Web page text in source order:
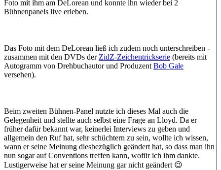
Foto mit ihm am DeLorean und konnte ihn wieder bei 2
Bühnenpanels live erleben.
Das Foto mit dem DeLorean ließ ich zudem noch unterschreiben -
zusammen mit den DVDs der ZidZ-Zeichentrickserie (bereits mit
Autogramm von Drehbuchautor und Produzent Bob Gale
versehen).
Beim zweiten Bühnen-Panel nutzte ich dieses Mal auch die
Gelegenheit und stellte auch selbst eine Frage an Lloyd. Da er
früher dafür bekannt war, keinerlei Interviews zu geben und
allgemein den Ruf hat, sehr schüchtern zu sein, wollte ich wissen,
wann er seine Meinung diesbezüglich geändert hat, so dass man ihn
nun sogar auf Conventions treffen kann, wofür ich ihm dankte.
Lustigerweise hat er seine Meinung gar nicht geändert 😉